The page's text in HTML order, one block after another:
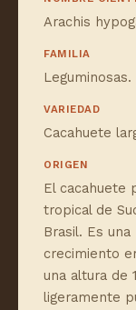
Arachis
FAMILIA
Leguminosas.
VARIEDAD
Cacahuete
ORIGEN
El cacahuete
tropical de
Brasil. Es
crecimiento
una altura de
ligeramente